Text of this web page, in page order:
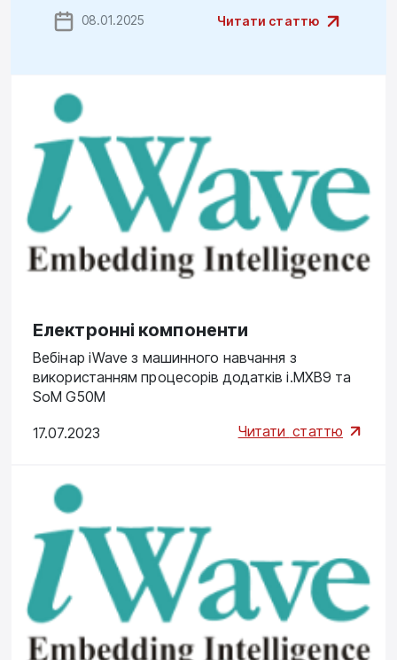
08.01.2025 Читати статтю
Електронні компоненти
Вебінар iWave з машинного навчання з
використанням процесорів додатків i.MXВ9 та
SoM G50M
17.07.2023 Читати статтю